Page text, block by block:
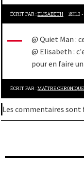
ÉCRIT PAR :ELISABETH 18H13
@ Quiet Man :
@ Elisabeth :
pour en faire
ÉCRIT PAR :MAÎTRE CHRONIQUE
Les commentaires sont